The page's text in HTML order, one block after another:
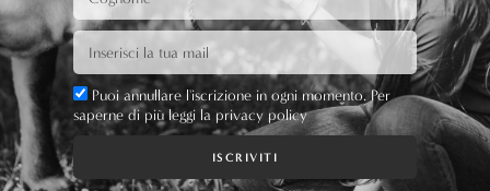
Puoi annullare l'iscrizione in ogni momento. Per
saperne di più leggi la privacy policy
ISCRIVITI